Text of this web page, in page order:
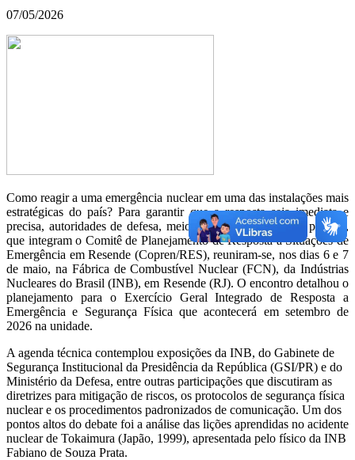
07/05/2026
Como reagir a uma emergência nuclear em uma das instalações mais
estratégicas do país? Para garantir que a resposta seja imediata e
precisa, autoridades de defesa, meio ambiente e segurança pública,
que integram o Comitê de Planejamento de Resposta a Situações de
Emergência em Resende (Copren/RES), reuniram-se, nos dias 6 e 7
de maio, na Fábrica de Combustível Nuclear (FCN), da Indústrias
Nucleares do Brasil (INB), em Resende (RJ). O encontro detalhou o
planejamento para o Exercício Geral Integrado de Resposta a
Emergência e Segurança Física que acontecerá em setembro de
2026 na unidade.
A agenda técnica contemplou exposições da INB, do Gabinete de
Segurança Institucional da Presidência da República (GSI/PR) e do
Ministério da Defesa, entre outras participações que discutiram as
diretrizes para mitigação de riscos, os protocolos de segurança física
nuclear e os procedimentos padronizados de comunicação. Um dos
pontos altos do debate foi a análise das lições aprendidas no acidente
nuclear de Tokaimura (Japão, 1999), apresentada pelo físico da INB
Fabiano de Souza Prata.